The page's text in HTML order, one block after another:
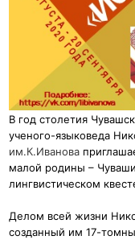
В год столетия
ученого-языковеда
им.К.Иванова
малой родины –
лингвистическом
Делом всей жизни
созданный им 17-